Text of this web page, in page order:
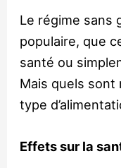
Le régime sans
populaire, que
santé ou
Mais quels
type
Effets sur la